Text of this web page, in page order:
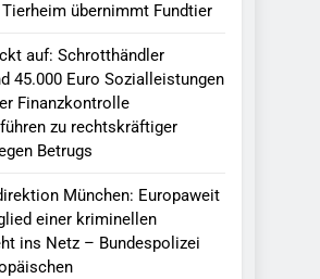
Verletzt
Führt
Stellt Auto
übernimmt Fundtier
auf: Schrotthändler
45.000 Euro Sozialleistungen
Finanzkontrolle
zu rechtskräftiger
Betrugs
München: Europaweit
einer kriminellen
ins Netz – Bundespolizei